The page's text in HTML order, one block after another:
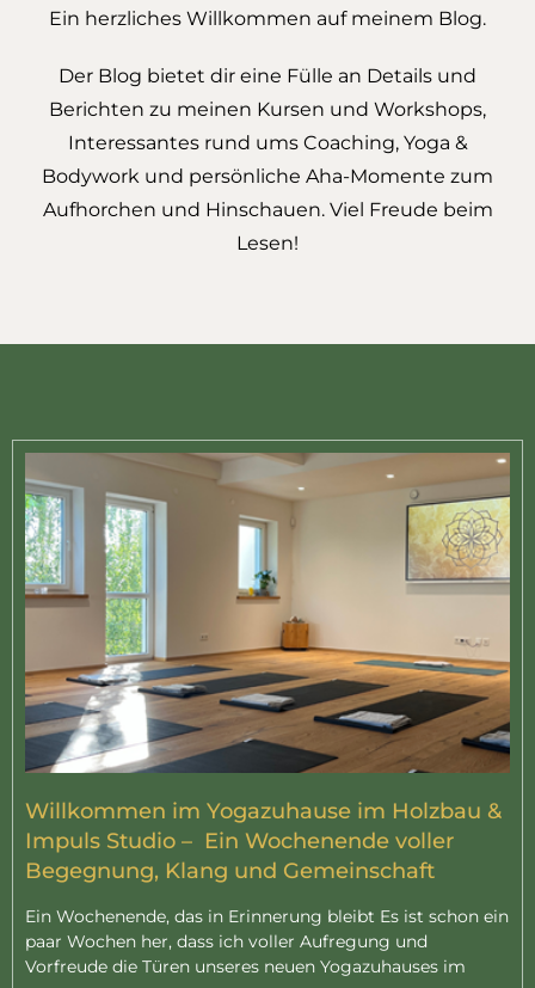
Ein herzliches Willkommen auf meinem Blog.
Der Blog bietet dir eine Fülle an Details und
Berichten zu meinen Kursen und Workshops,
Interessantes rund ums Coaching, Yoga &
Bodywork und persönliche Aha-Momente zum
Aufhorchen und Hinschauen. Viel Freude beim
Lesen!
Willkommen im Yogazuhause im Holzbau &
Impuls Studio – Ein Wochenende voller
Begegnung, Klang und Gemeinschaft
Ein Wochenende, das in Erinnerung bleibt Es ist schon ein
paar Wochen her, dass ich voller Aufregung und
Vorfreude die Türen unseres neuen Yogazuhauses im